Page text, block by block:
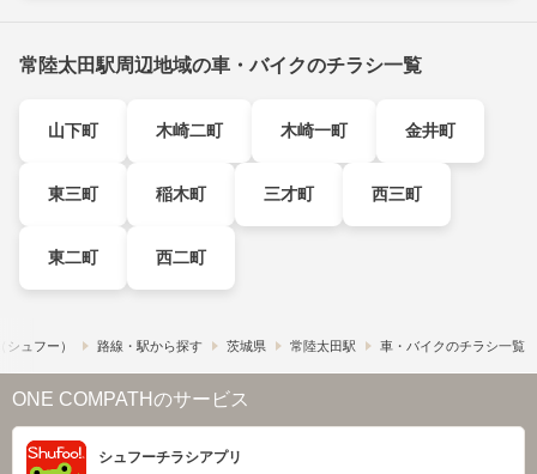
常陸太田駅周辺地域の車・バイクのチラシ一覧
山下町 木崎二町 木崎一町 金井町
東三町 稲木町 三才町 西三町
東二町 西二町
ュフー） 路線・駅から探す 茨城県 常陸太田駅 車・バイクのチラシ一覧
ONE COMPATHのサービス
シュフーチラシアプリ